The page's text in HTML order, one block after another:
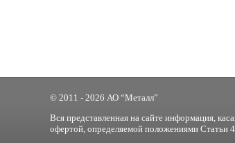
© 2011 - 2026 АО “Металл”
Вся представленная на сайте информация,
офертой, определяемой положениями Статьи